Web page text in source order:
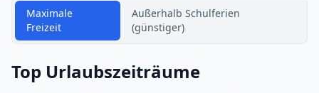
Maximale
Freizeit
Außerhalb Schulferien
(günstiger)
Top Urlaubszeiträume